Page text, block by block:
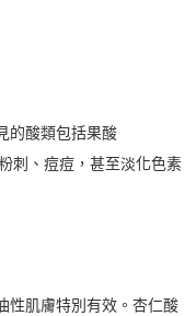
的酸類包括果酸
刺、痘痘，甚至淡化色素
性肌膚特別有效。杏仁酸